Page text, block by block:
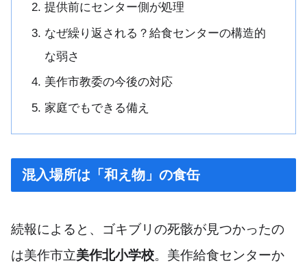
提供前にセンター側が処理
なぜ繰り返される？給食センターの構造的
な弱さ
美作市教委の今後の対応
家庭でもできる備え
混入場所は「和え物」の食缶
続報によると、ゴキブリの死骸が見つかったの
は美作市立美作北小学校。美作給食センターか